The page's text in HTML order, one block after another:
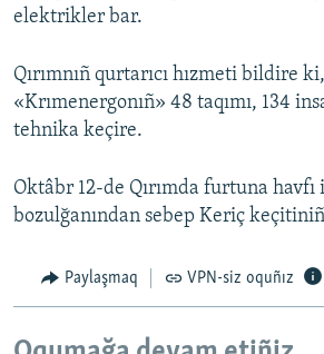
elektrikler bar.
Qırımnıñ qurtarıcı hızmeti bildire
«Krımenergonıñ» 48 taqımı, 134
tehnika keçire.
Oktâbr 12-de Qırımda furtuna
bozulğanından sebep Keriç
Paylaşmaq VPN-siz oquñız